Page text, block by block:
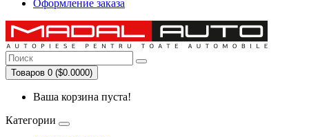
Оформление заказа
Товаров 0 ($0.0000)
Ваша корзина пуста!
Категории